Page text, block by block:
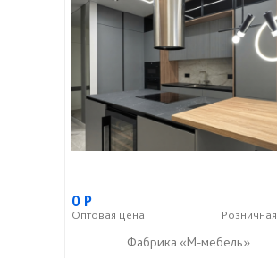
0Р
Оптовая цена Розничная
Фабрика «М-мебель»